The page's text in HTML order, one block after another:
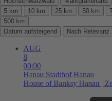
5 km
10 km 25 km 50 km
500 km
Datum aufsteigend
Nach Relevanz
AUG
8
00:00
Hanau Stadthof Hanau
House of Banksy Hanau |